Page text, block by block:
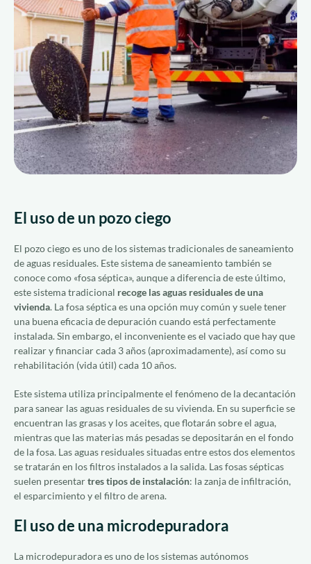
El uso de un pozo ciego
El pozo ciego es uno de los sistemas tradicionales de saneamiento
de aguas residuales. Este sistema de saneamiento también se
conoce como «fosa séptica», aunque a diferencia de este último,
este sistema tradicional recoge las aguas residuales de una
vivienda. La fosa séptica es una opción muy común y suele tener
una buena eficacia de depuración cuando está perfectamente
instalada. Sin embargo, el inconveniente es el vaciado que hay que
realizar y financiar cada 3 años (aproximadamente), así como su
rehabilitación (vida útil) cada 10 años.
Este sistema utiliza principalmente el fenómeno de la decantación
para sanear las aguas residuales de su vivienda. En su superficie se
encuentran las grasas y los aceites, que flotarán sobre el agua,
mientras que las materias más pesadas se depositarán en el fondo
de la fosa. Las aguas residuales situadas entre estos dos elementos
se tratarán en los filtros instalados a la salida. Las fosas sépticas
suelen presentartres tipos de instalación: la zanja de infiltración,
el esparcimiento y el filtro de arena.
El uso de una microdepuradora
La microdepuradora es uno de los sistemas autónomos